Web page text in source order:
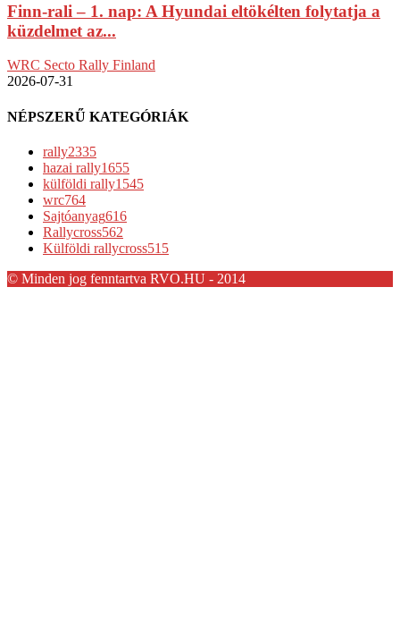
Finn-rali – 1. nap: A Hyundai eltökélten folytatja a
küzdelmet az...
WRC Secto Rally Finland
2026-07-31
NÉPSZERŰ KATEGÓRIÁK
rally2335
hazai rally1655
külföldi rally1545
wrc764
Sajtóanyag616
Rallycross562
Külföldi rallycross515
© Minden jog fenntartva RVO.HU - 2014